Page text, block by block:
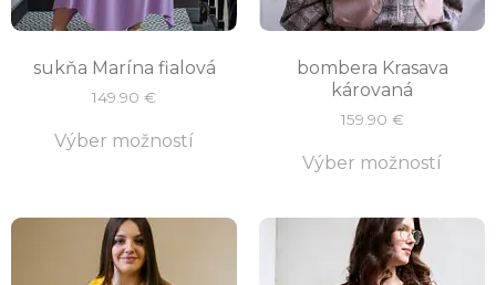
sukňa Marína fialová
149.90 €
Výber možností
bombera Krasava
károvaná
159.90 €
Výber možností